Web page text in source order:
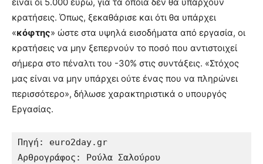
κρατήσεις. Όπως, ξεκαθάρισε και ότι θα υπάρχει
«κόφτης» ώστε στα υψηλά εισοδήματα από εργασία, οι
κρατήσεις να μην ξεπερνούν το ποσό που αντιστοιχεί
σήμερα στο πέναλτι του -30% στις συντάξεις. «Στόχος
μας είναι να μην υπάρχει ούτε ένας που να πληρώνει
περισσότερο», δήλωσε χαρακτηριστικά ο υπουργός
Εργασίας.
Πηγή: euro2day.gr
Αρθρογράφος: Ρούλα Σαλούρου